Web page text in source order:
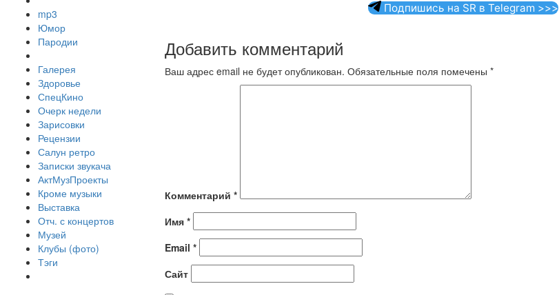
mp3
Юмор
Пародии
Галерея
Здоровье
СпецКино
Очерк недели
Зарисовки
Рецензии
Салун ретро
Записки звукача
АктМузПроекты
Кроме музыки
Выставка
Отч. с концертов
Музей
Клубы (фото)
Тэги
Подпишись на SR в Telegram >>>
Добавить комментарий
Ваш адрес email не будет опубликован. Обязательные поля помечены *
Комментарий *
Имя *
Email *
Сайт